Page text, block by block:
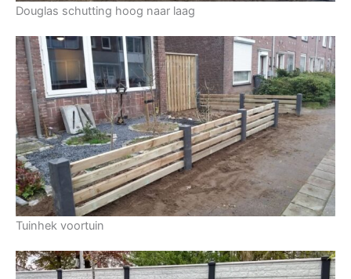
Douglas schutting hoog naar laag
Tuinhek voortuin